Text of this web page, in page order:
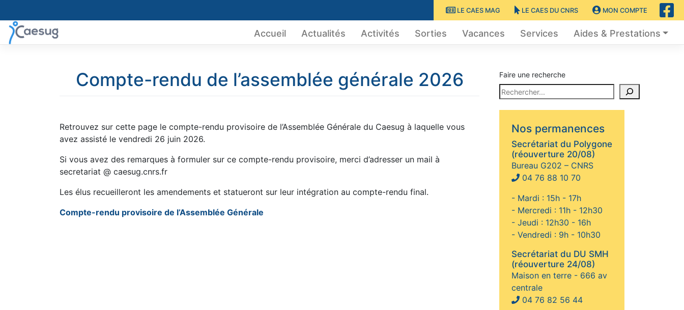
to
content
LE CAES MAG LE CAES DU CNRS MON COMPTE
Accueil Actualités Activités Sorties Vacances Services Aides & Prestations
Compte-rendu de l’assemblée générale 2026
Retrouvez sur cette page le compte-rendu provisoire de l’Assemblée Générale du Caesug à laquelle vous
avez assisté le vendredi 26 juin 2026.
Si vous avez des remarques à formuler sur ce compte-rendu provisoire, merci d’adresser un mail à
secretariat @ caesug.cnrs.fr
Les élus recueilleront les amendements et statueront sur leur intégration au compte-rendu final.
Compte-rendu provisoire de l’Assemblée Générale
Faire une recherche
Nos permanences
Secrétariat du Polygone
(réouverture 20/08)
Bureau G202 – CNRS
04 76 88 10 70
- Mardi : 15h - 17h
- Mercredi : 11h - 12h30
- Jeudi : 12h30 - 16h
- Vendredi : 9h - 10h30
Secrétariat du DU SMH
(réouverture 24/08)
Maison en terre - 666 av
centrale
04 76 82 56 44